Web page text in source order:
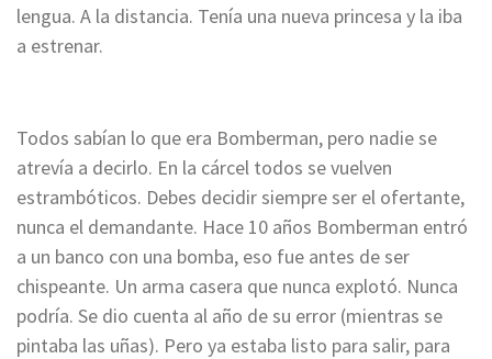
lengua. A la distancia. Tenía una nueva princesa y la iba
a estrenar.
Todos sabían lo que era Bomberman, pero nadie se
atrevía a decirlo. En la cárcel todos se vuelven
estrambóticos. Debes decidir siempre ser el ofertante,
nunca el demandante. Hace 10 años Bomberman entró
a un banco con una bomba, eso fue antes de ser
chispeante. Un arma casera que nunca explotó. Nunca
podría. Se dio cuenta al año de su error (mientras se
pintaba las uñas). Pero ya estaba listo para salir, para